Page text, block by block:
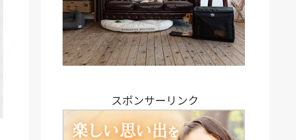
スポンサーリンク